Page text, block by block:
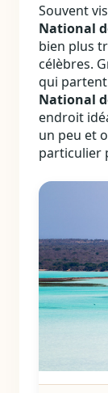
Souvent
National
bien plus
célèbres.
qui
National
endroit
un peu et
particulier